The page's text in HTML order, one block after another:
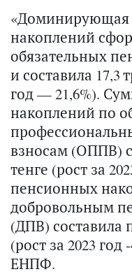
«Доминирующая
накоплений
обязательных
и составила 17,3
год — 21,6%).
накоплений по
взносам (ОППВ)
тенге (рост за
пенсионных
добровольным
(ДПВ) составила
(рост за 2023
ЕНПФ.